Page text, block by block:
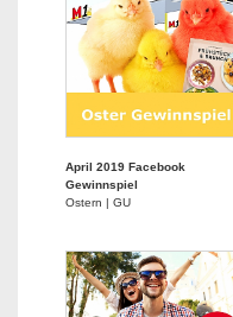
April 2019 Facebook
Gewinnspiel
Ostern | GU